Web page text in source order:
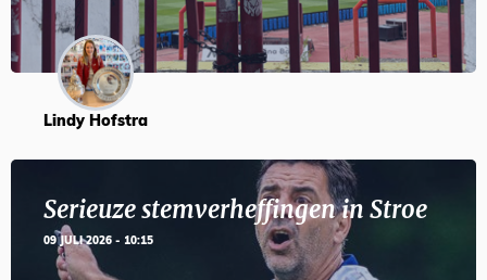
Lindy Hofstra
Serieuze stemverheffingen in Stroe
09 JULI 2026 - 10:15